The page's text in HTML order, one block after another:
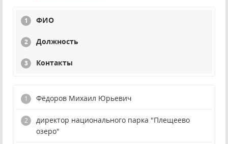
ФИО
Должность
Контакты
Фёдоров Михаил Юрьевич
директор национального парка "Плещеево
озеро"